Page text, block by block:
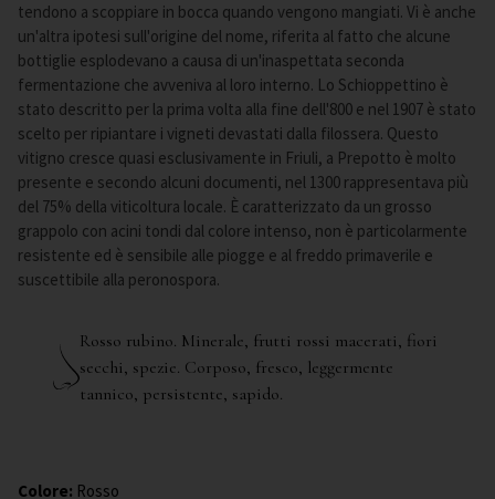
tendono a scoppiare in bocca quando vengono mangiati. Vi è anche
un'altra ipotesi sull'origine del nome, riferita al fatto che alcune
bottiglie esplodevano a causa di un'inaspettata seconda
fermentazione che avveniva al loro interno. Lo Schioppettino è
stato descritto per la prima volta alla fine dell'800 e nel 1907 è stato
scelto per ripiantare i vigneti devastati dalla filossera. Questo
vitigno cresce quasi esclusivamente in Friuli, a Prepotto è molto
presente e secondo alcuni documenti, nel 1300 rappresentava più
del 75% della viticoltura locale. È caratterizzato da un grosso
grappolo con acini tondi dal colore intenso, non è particolarmente
resistente ed è sensibile alle piogge e al freddo primaverile e
suscettibile alla peronospora.
Rosso rubino. Minerale, frutti rossi macerati, fiori
secchi, spezie. Corposo, fresco, leggermente
tannico, persistente, sapido.
Colore: Rosso